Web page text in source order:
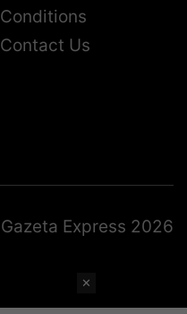
Conditions
Contact Us
Gazeta Express 2026
✕